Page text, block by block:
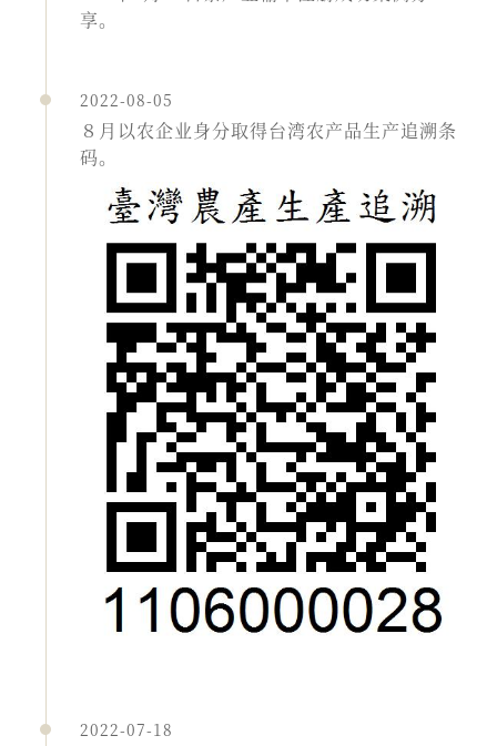
享。
2022-08-05
８月以农企业身分取得台湾农产品生产追溯条
码。
2022-07-18